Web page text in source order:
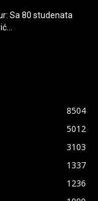
Sa 80 studenata
8504
5012
3103
1337
1236